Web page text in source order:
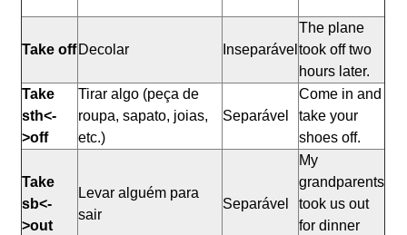
Take off Decolar Inseparável
The plane
took off two
hours later.
Take
sth<-
>off
Tirar algo (peça de
roupa, sapato, joias,
etc.)
Separável
Come in and
take your
shoes off.
Take
sb<-
>out
Levar alguém para
sair
Separável
My
grandparents
took us out
for dinner